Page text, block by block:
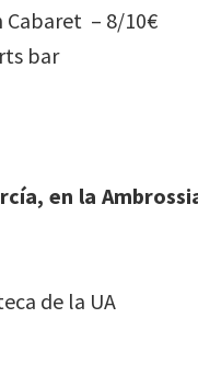
Cabaret – 8/10€
bar
en la
de la UA